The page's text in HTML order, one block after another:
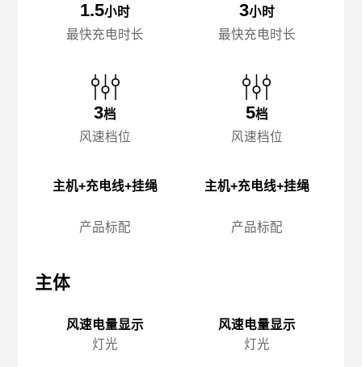
1.5小时
最快充电时长
3档
风速档位
主机+充电线+挂绳
产品标配
主体
风速电量显示
灯光
3小时
最快充电时长
5档
风速档位
主机+充电线+挂绳
产品标配
风速电量显示
灯光